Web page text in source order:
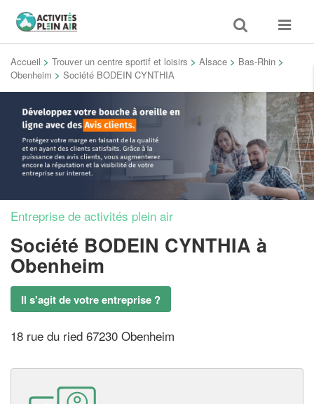
Toggle
search
Toggle
Accueil > Trouver un centre sportif et loisirs > Alsace > Bas-Rhin >
Obenheim > Société BODEIN CYNTHIA
Entreprise de activités plein air
Société BODEIN CYNTHIA à
Obenheim
Il s'agit de votre entreprise ?
18 rue du ried 67230 Obenheim